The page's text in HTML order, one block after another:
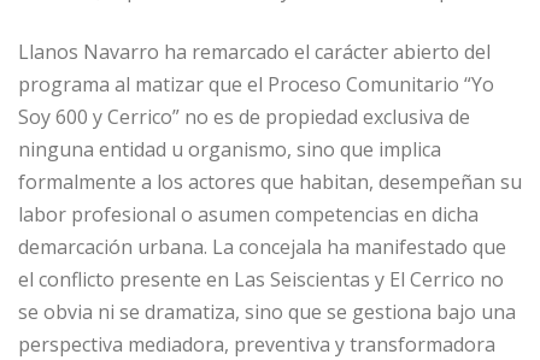
Llanos Navarro ha remarcado el carácter abierto del
programa al matizar que el Proceso Comunitario “Yo
Soy 600 y Cerrico” no es de propiedad exclusiva de
ninguna entidad u organismo, sino que implica
formalmente a los actores que habitan, desempeñan su
labor profesional o asumen competencias en dicha
demarcación urbana. La concejala ha manifestado que
el conflicto presente en Las Seiscientas y El Cerrico no
se obvia ni se dramatiza, sino que se gestiona bajo una
perspectiva mediadora, preventiva y transformadora